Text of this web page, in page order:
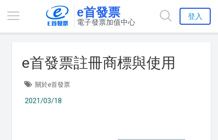
e首發票
電子發票加值中心
登入
e首發票註冊商標與使用
關於e首發票
2021/03/18